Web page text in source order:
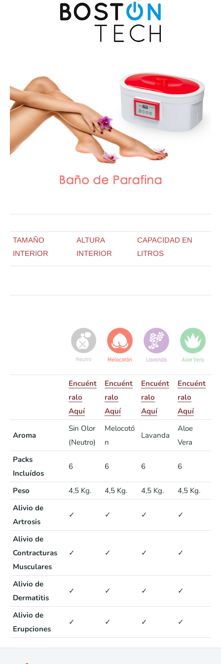
TAMAÑO
INTERIOR
ALTURA
INTERIOR
CAPACIDAD EN
LITROS
Encuént
ralo
Aquí
Encuént
ralo
Aquí
Encuént
ralo
Aquí
Encuént
ralo
Aquí
Aroma
Sin Olor
(Neutro)
Melocotó
n
Lavanda
Aloe
Vera
Packs
Incluídos
6 6 6 6
Peso 4,5 Kg. 4,5 Kg. 4,5 Kg.
4,5 Kg.
Alivio de
Artrosis
✓ ✓ ✓ ✓
Alivio de
Contracturas
Musculares
✓ ✓ ✓ ✓
Alivio de
Dermatitis
✓ ✓ ✓ ✓
Alivio de
Erupciones
✓ ✓ ✓ ✓